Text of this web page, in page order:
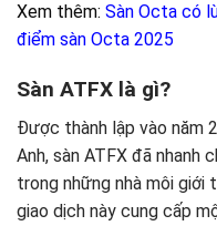
Xem thêm: Sàn Octa có
điểm sàn Octa 2025
Sàn ATFX là gì?
Được thành lập vào năm
Anh, sàn ATFX đã nhanh
trong những nhà môi giới
giao dịch này cung cấp